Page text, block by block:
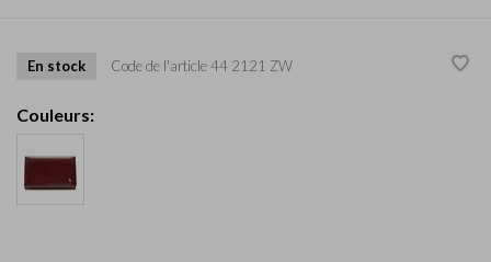
En stock Code de l'article44 2121 ZW
Couleurs: